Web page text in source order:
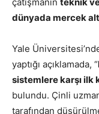
dünyada mercek
Yale
yaptığı açıklamada, “
sistemlere karşı ilk
bulundu. Çinli
tarafından